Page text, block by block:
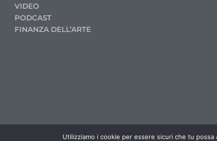
VIDEO
PODCAST
FINANZA DELL’ARTE
Utilizziamo i cookie per essere sicuri che tu